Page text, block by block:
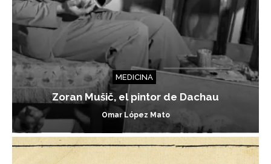
MEDICINA
Zoran Mušič, el pintor de Dachau
Omar López Mato